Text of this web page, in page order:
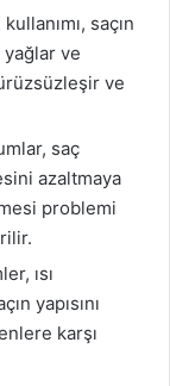
saçın
yağlar ve
ve
saç
azaltmaya
problemi
ısı
yapısını
karşı